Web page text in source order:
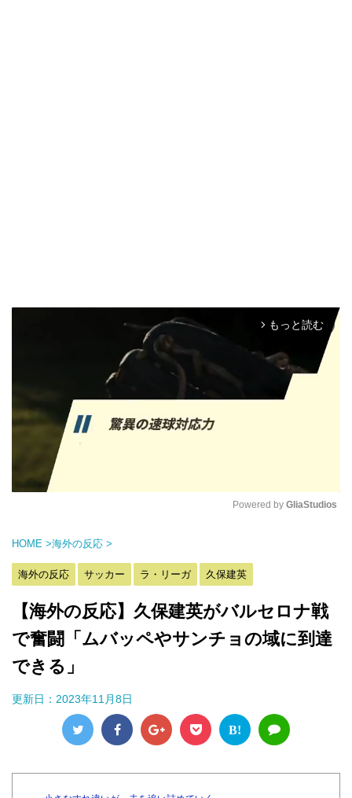
arrow_forward_ios もっと読む
Powered by GliaStudios
HOME >海外の反応 >
海外の反応 サッカー ラ・リーガ 久保建英
【海外の反応】久保建英がバルセロナ戦
で奮闘「ムバッペやサンチョの域に到達
できる」
更新日： 2023年11月8日
B!